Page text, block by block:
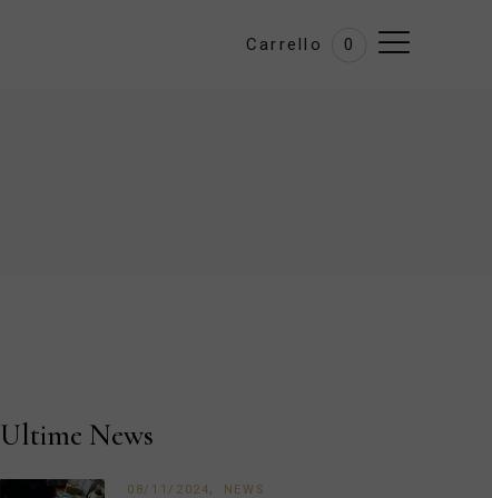
Carrello 0
Ultime News
08/11/2024 NEWS